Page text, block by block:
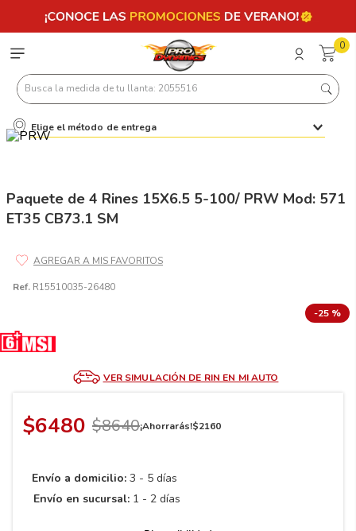
0
Busca la medida de tu llanta: 2055516
Elige el método de entrega
Paquete de 4 Rines 15X6.5 5-100/ PRW Mod: 571
ET35 CB73.1 SM
Ref. R15510035-26480
-25 %
VER SIMULACIÓN DE RIN EN MI AUTO
$6480 $8640¡Ahorrarás!$2160
Envío a domicilio: 3 - 5 días
Envío en sucursal: 1 - 2 días
Términos más buscados
9.265